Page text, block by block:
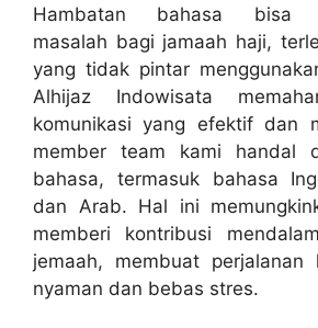
Hambatan bahasa bisa
masalah bagi jamaah haji,
yang tidak pintar
Alhijaz Indowisata
komunikasi yang efektif dan
member team kami handal
bahasa, termasuk bahasa
dan Arab. Hal ini
memberi kontribusi
jemaah, membuat
nyaman dan bebas stres.